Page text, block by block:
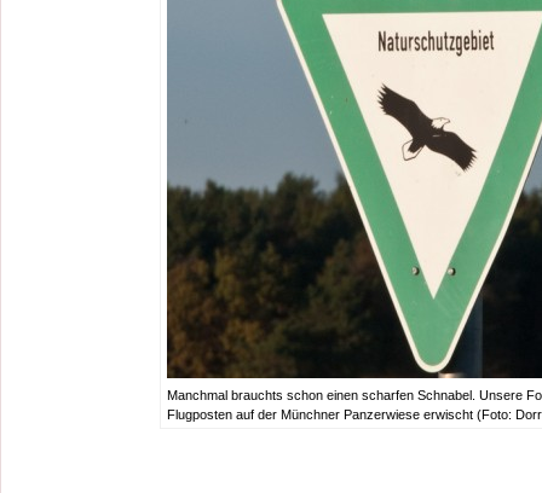
Manchmal brauchts schon einen scharfen Schnabel. Unsere
Flugposten auf der Münchner Panzerwiese erwischt (Foto: